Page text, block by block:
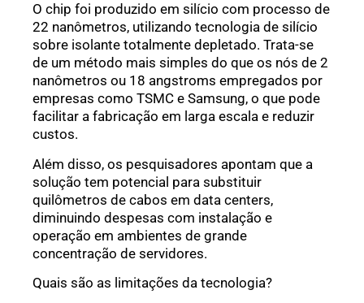
O chip foi produzido em silício com processo de
22 nanômetros, utilizando tecnologia de silício
sobre isolante totalmente depletado. Trata-se
de um método mais simples do que os nós de 2
nanômetros ou 18 angstroms empregados por
empresas como TSMC e Samsung, o que pode
facilitar a fabricação em larga escala e reduzir
custos.
Além disso, os pesquisadores apontam que a
solução tem potencial para substituir
quilômetros de cabos em data centers,
diminuindo despesas com instalação e
operação em ambientes de grande
concentração de servidores.
Quais são as limitações da tecnologia?